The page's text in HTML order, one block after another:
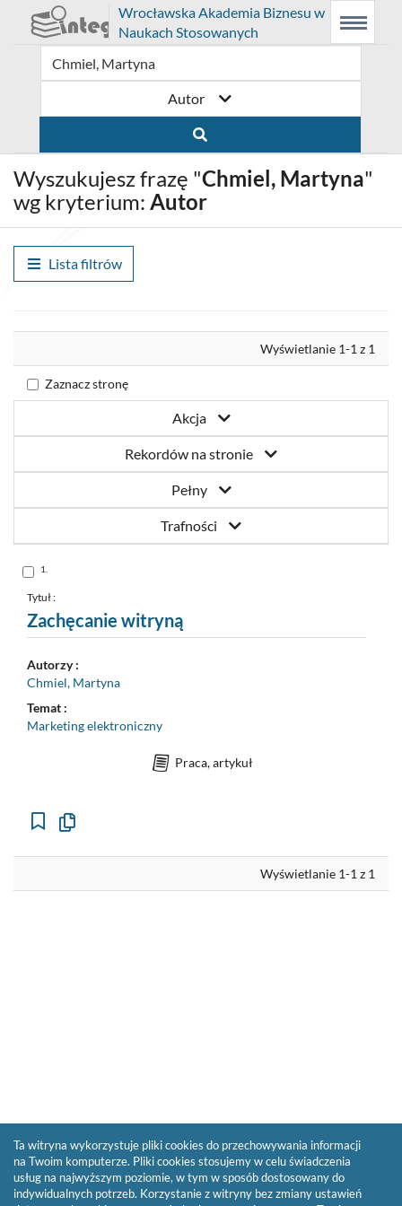
Menu
główne
Wyszukiwarka
Treść
główna
Prolib
Integro
-
główna
Wrocławska Akademia Biznesu w
Naukach Stosowanych
Menu
Autor
Wyszukujesz frazę "Chmiel, Martyna"
wg kryterium: Autor
Lista filtrów
Wyświetlanie 1-1 z 1
Zaznacz stronę
Akcja
Rekordów na stronie
Pełny
Trafności
Skocz
do
nr
1
1.
Tytuł :
Zachęcanie witryną
Autorzy :
Chmiel, Martyna
Temat :
Marketing elektroniczny
Praca, artykuł
Kopiuj
Wyświetlanie 1-1 z 1
Ta witryna wykorzystuje pliki cookies do przechowywania informacji
na Twoim komputerze. Pliki cookies stosujemy w celu świadczenia
usług na najwyższym poziomie, w tym w sposób dostosowany do
indywidualnych potrzeb. Korzystanie z witryny bez zmiany ustawień